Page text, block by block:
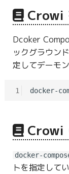
Crowi
Dcoker
ックグラウン
定してデーモ
1
Crowi
docker-
トを指定して